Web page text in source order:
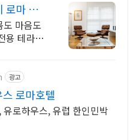
로마 골
도 마음도
용 테라스
광고
로마호텔
로하우스, 유럽 한인민박